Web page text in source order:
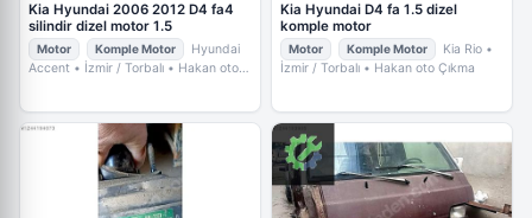
Kia Hyundai 2006 2012 D4 fa4
silindir dizel motor 1.5
Motor Komple Motor
Hyundai
Accent • İzmir / Torbalı • Hakan oto
Kia Hyundai D4 fa 1.5 dizel
komple motor
Motor Komple Motor Kia Rio •
İzmir / Torbalı • Hakan oto Çıkma